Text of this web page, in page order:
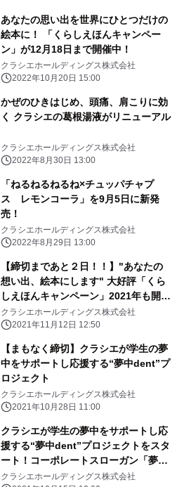
あなたの思い出を世界にひとつだけの
絵本に！ 「くらしえほんキャンペー
ン」が12月18日まで開催中！
クラシエホールディングス株式会社
2022年10月20日 15:00
かぜのひきはじめ、頭痛、肩こりに効
く クラシエの葛根湯液がリニューアル
クラシエホールディングス株式会社
2022年8月30日 13:00
「ねるねるねるね×チュッパチャプ
ス レモンコーラ」を9月5日に新発
売！
クラシエホールディングス株式会社
2022年8月29日 13:00
【締切まであと２日！！】"あなたの
想い出、絵本にします" 大好評「くら
しえほんキャンペーン」2021年も開
催！
クラシエホールディングス株式会社
2021年11月12日 12:50
【まもなく締切】クラシエが学生の夢
中をサポートし応援する“夢中dent”プ
ロジェクト
クラシエホールディングス株式会社
2021年10月28日 11:00
クラシエが学生の夢中をサポートし応
援する“夢中dent”プロジェクトをスタ
ート！コーポレートスローガン「夢中
になれる明日」を体現する活動を応
クラシエホールディングス株式会社